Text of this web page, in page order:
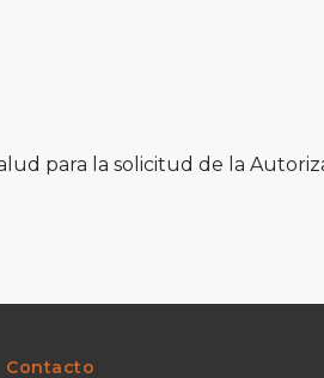
para la solicitud de la
Contacto